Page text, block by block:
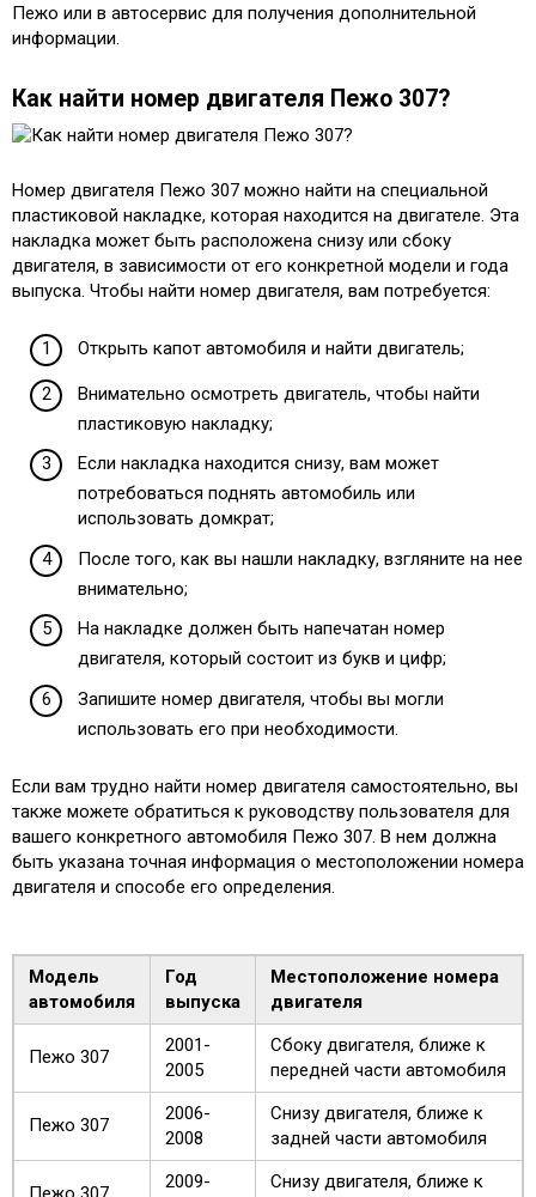
Пежо или в автосервис для получения дополнительной
информации.
Как найти номер двигателя Пежо 307?
Номер двигателя Пежо 307 можно найти на специальной
пластиковой накладке, которая находится на двигателе. Эта
накладка может быть расположена снизу или сбоку
двигателя, в зависимости от его конкретной модели и года
выпуска. Чтобы найти номер двигателя, вам потребуется:
Открыть капот автомобиля и найти двигатель;
Внимательно осмотреть двигатель, чтобы найти
пластиковую накладку;
Если накладка находится снизу, вам может
потребоваться поднять автомобиль или
использовать домкрат;
После того, как вы нашли накладку, взгляните на нее
внимательно;
На накладке должен быть напечатан номер
двигателя, который состоит из букв и цифр;
Запишите номер двигателя, чтобы вы могли
использовать его при необходимости.
Если вам трудно найти номер двигателя самостоятельно, вы
также можете обратиться к руководству пользователя для
вашего конкретного автомобиля Пежо 307. В нем должна
быть указана точная информация о местоположении номера
двигателя и способе его определения.
Модель
автомобиля
Год
выпуска
Местоположение номера
двигателя
Пежо 307
2001-
2005
Сбоку двигателя, ближе к
передней части автомобиля
Пежо 307
2006-
2008
Снизу двигателя, ближе к
задней части автомобиля
2009-
Снизу двигателя, ближе к